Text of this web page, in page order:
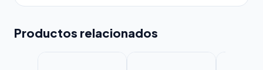
Productos relacionados